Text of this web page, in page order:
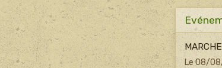
Le 08/